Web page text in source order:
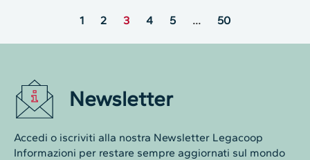
1 2 3 4 5 … 50
Newsletter
Accedi o iscriviti alla nostra Newsletter Legacoop
Informazioni per restare sempre aggiornati sul mondo